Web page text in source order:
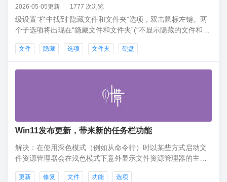
2026-05-05更新 1777 次浏览
级设置”栏中找到“隐藏文件和文件夹”选项，双击鼠标左键。两
个子选项将出现在“隐藏文件和文件夹”(“不显示隐藏的文件和文
件夹”选项，然后在“文件夹选项”窗口底部左键单击“确定”。第
件。
文件 隐藏 选项 文件夹 硬盘
Win11发布更新，带来新的任务栏功能
解决：在使用深色模式（例如从命令行）时以某些方式启动文
件资源管理器会在浅色模式下意外显示文件资源管理器的主
某个版本的更新中进行修复。
更新 修复 文件 功能 选项